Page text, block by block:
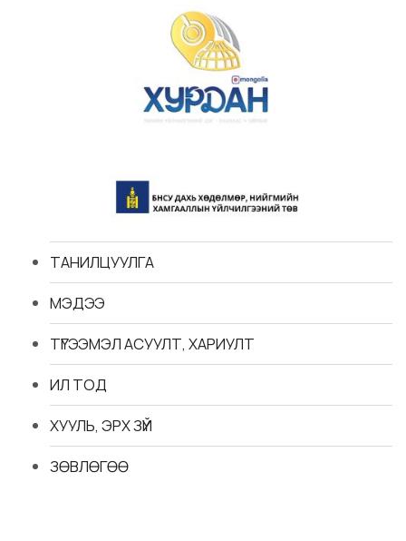
ТАНИЛЦУУЛГА
МЭДЭЭ
ТҮГЭЭМЭЛ АСУУЛТ, ХАРИУЛТ
ИЛ ТОД
ХУУЛЬ, ЭРХ ЗҮЙ
ЗӨВЛӨГӨӨ